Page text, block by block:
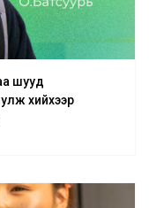
шууд
хийхээр